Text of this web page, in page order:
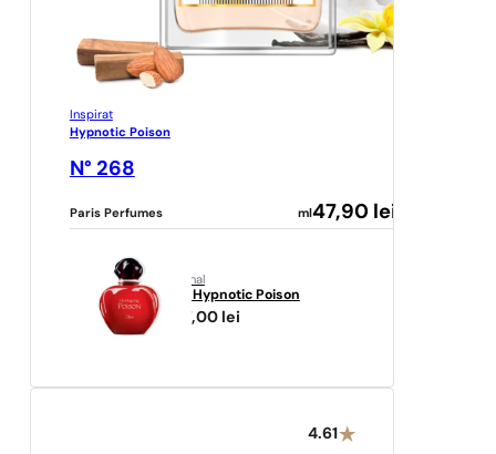
Inspirat
Hypnotic Poison
N° 268
Paris Perfumes ml 47,90 lei
original
Hypnotic Poison
467,00 lei
4.61